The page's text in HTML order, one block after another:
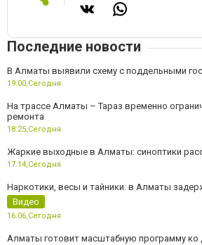
Последние новости
В Алматы выявили схему с поддельными
19:00,Сегодня
На трассе Алматы – Тараз временно
ремонта
18:25,Сегодня
Жаркие выходные в Алматы: синоптики
17:14,Сегодня
Наркотики, весы и тайники: в Алматы
Видео
16:06,Сегодня
Алматы готовит масштабную программу